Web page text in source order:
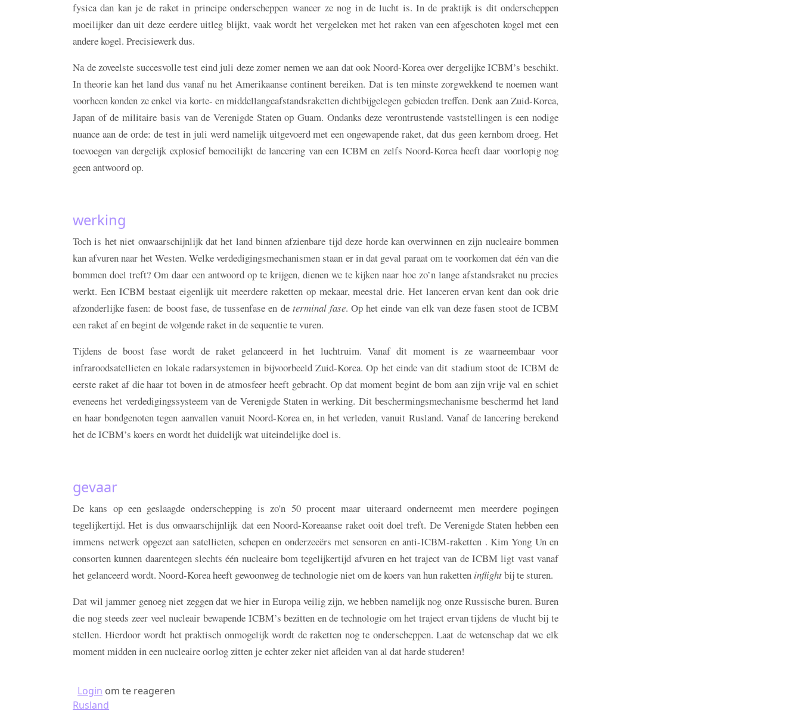
fysica dan kan je de raket in principe onderscheppen waneer ze nog in de lucht is. In de praktijk is dit onderscheppen
moeilijker dan uit deze eerdere uitleg blijkt, vaak wordt het vergeleken met het raken van een afgeschoten kogel met een
andere kogel. Precisiewerk dus.
Na de zoveelste succesvolle test eind juli deze zomer nemen we aan dat ook Noord-Korea over dergelijke ICBM’s beschikt.
In theorie kan het land dus vanaf nu het Amerikaanse continent bereiken. Dat is ten minste zorgwekkend te noemen want
voorheen konden ze enkel via korte- en middellangeafstandsraketten dichtbijgelegen gebieden treffen. Denk aan Zuid-Korea,
Japan of de militaire basis van de Verenigde Staten op Guam. Ondanks deze verontrustende vaststellingen is een nodige
nuance aan de orde: de test in juli werd namelijk uitgevoerd met een ongewapende raket, dat dus geen kernbom droeg. Het
toevoegen van dergelijk explosief bemoeilijkt de lancering van een ICBM en zelfs Noord-Korea heeft daar voorlopig nog
geen antwoord op.
werking
Toch is het niet onwaarschijnlijk dat het land binnen afzienbare tijd deze horde kan overwinnen en zijn nucleaire bommen
kan afvuren naar het Westen. Welke verdedigingsmechanismen staan er in dat geval paraat om te voorkomen dat één van die
bommen doel treft? Om daar een antwoord op te krijgen, dienen we te kijken naar hoe zo’n lange afstandsraket nu precies
werkt. Een ICBM bestaat eigenlijk uit meerdere raketten op mekaar, meestal drie. Het lanceren ervan kent dan ook drie
afzonderlijke fasen: de boost fase, de tussenfase en de terminal fase. Op het einde van elk van deze fasen stoot de ICBM
een raket af en begint de volgende raket in de sequentie te vuren.
Tijdens de boost fase wordt de raket gelanceerd in het luchtruim. Vanaf dit moment is ze waarneembaar voor
infraroodsatellieten en lokale radarsystemen in bijvoorbeeld Zuid-Korea. Op het einde van dit stadium stoot de ICBM de
eerste raket af die haar tot boven in de atmosfeer heeft gebracht. Op dat moment begint de bom aan zijn vrije val en schiet
eveneens het verdedigingssysteem van de Verenigde Staten in werking. Dit beschermingsmechanisme beschermd het land
en haar bondgenoten tegen aanvallen vanuit Noord-Korea en, in het verleden, vanuit Rusland. Vanaf de lancering berekend
het de ICBM’s koers en wordt het duidelijk wat uiteindelijke doel is.
gevaar
De kans op een geslaagde onderschepping is zo'n 50 procent maar uiteraard onderneemt men meerdere pogingen
tegelijkertijd. Het is dus onwaarschijnlijk dat een Noord-Koreaanse raket ooit doel treft. De Verenigde Staten hebben een
immens netwerk opgezet aan satellieten, schepen en onderzeeërs met sensoren en anti-ICBM-raketten . Kim Yong Un en
consorten kunnen daarentegen slechts één nucleaire bom tegelijkertijd afvuren en het traject van de ICBM ligt vast vanaf
het gelanceerd wordt. Noord-Korea heeft gewoonweg de technologie niet om de koers van hun raketten inflightbij te sturen.
Dat wil jammer genoeg niet zeggen dat we hier in Europa veilig zijn, we hebben namelijk nog onze Russische buren. Buren
die nog steeds zeer veel nucleair bewapende ICBM’s bezitten en de technologie om het traject ervan tijdens de vlucht bij te
stellen. Hierdoor wordt het praktisch onmogelijk wordt de raketten nog te onderscheppen. Laat de wetenschap dat we elk
moment midden in een nucleaire oorlog zitten je echter zeker niet afleiden van al dat harde studeren!
Login om te reageren
Rusland